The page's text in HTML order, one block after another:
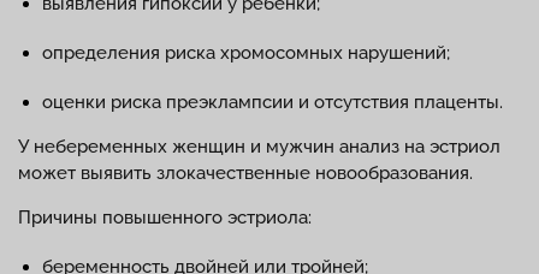
определения риска хромосомных нарушений;
оценки риска преэклампсии и отсутствия плаценты.
У небеременных женщин и мужчин анализ на эстриол
может выявить злокачественные новообразования.
Причины повышенного эстриола:
беременность двойней или тройней;